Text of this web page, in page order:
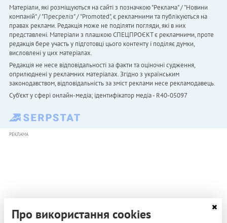
Матеріали, які розміщуються на сайті з позначкою "Реклама" / "Новини
компаній" / "Пресреліз" / "Promoted", є рекламними та публікуються на
правах реклами. Редакція може не поділяти погляди, які в них
представлені. Матеріали з плашкою СПЕЦПРОЄКТ є рекламними, проте
редакція бере участь у підготовці цього контенту і поділяє думки,
висловлені у цих матеріалах.
Редакція не несе відповідальності за факти та оціночні судження,
оприлюднені у рекламних матеріалах. Згідно з українським
законодавством, відповідальність за зміст реклами несе рекламодавець.
Cуб'єкт у сфері онлайн-медіа; ідентифікатор медіа - R40-05097
РЕКЛАМА
Про використання cookies